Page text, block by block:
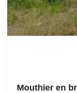
Mouthier en